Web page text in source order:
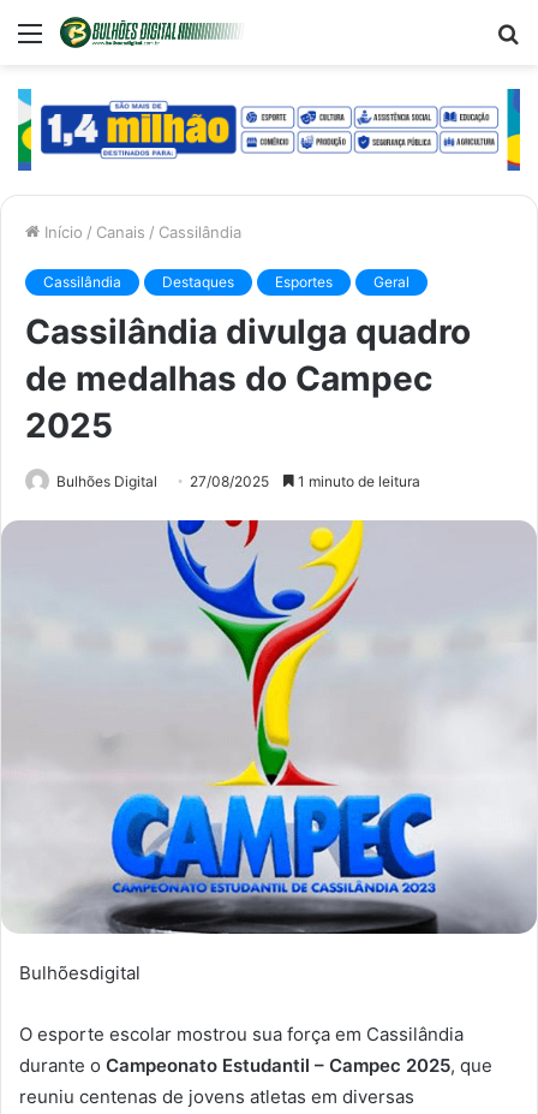
Menu
Início / Canais / Cassilândia
Cassilândia Destaques Esportes Geral
Cassilândia divulga quadro
de medalhas do Campec
2025
Bulhões Digital 27/08/2025 1 minuto de leitura
Bulhõesdigital
O esporte escolar mostrou sua força em Cassilândia
durante o Campeonato Estudantil – Campec 2025, que
reuniu centenas de jovens atletas em diversas